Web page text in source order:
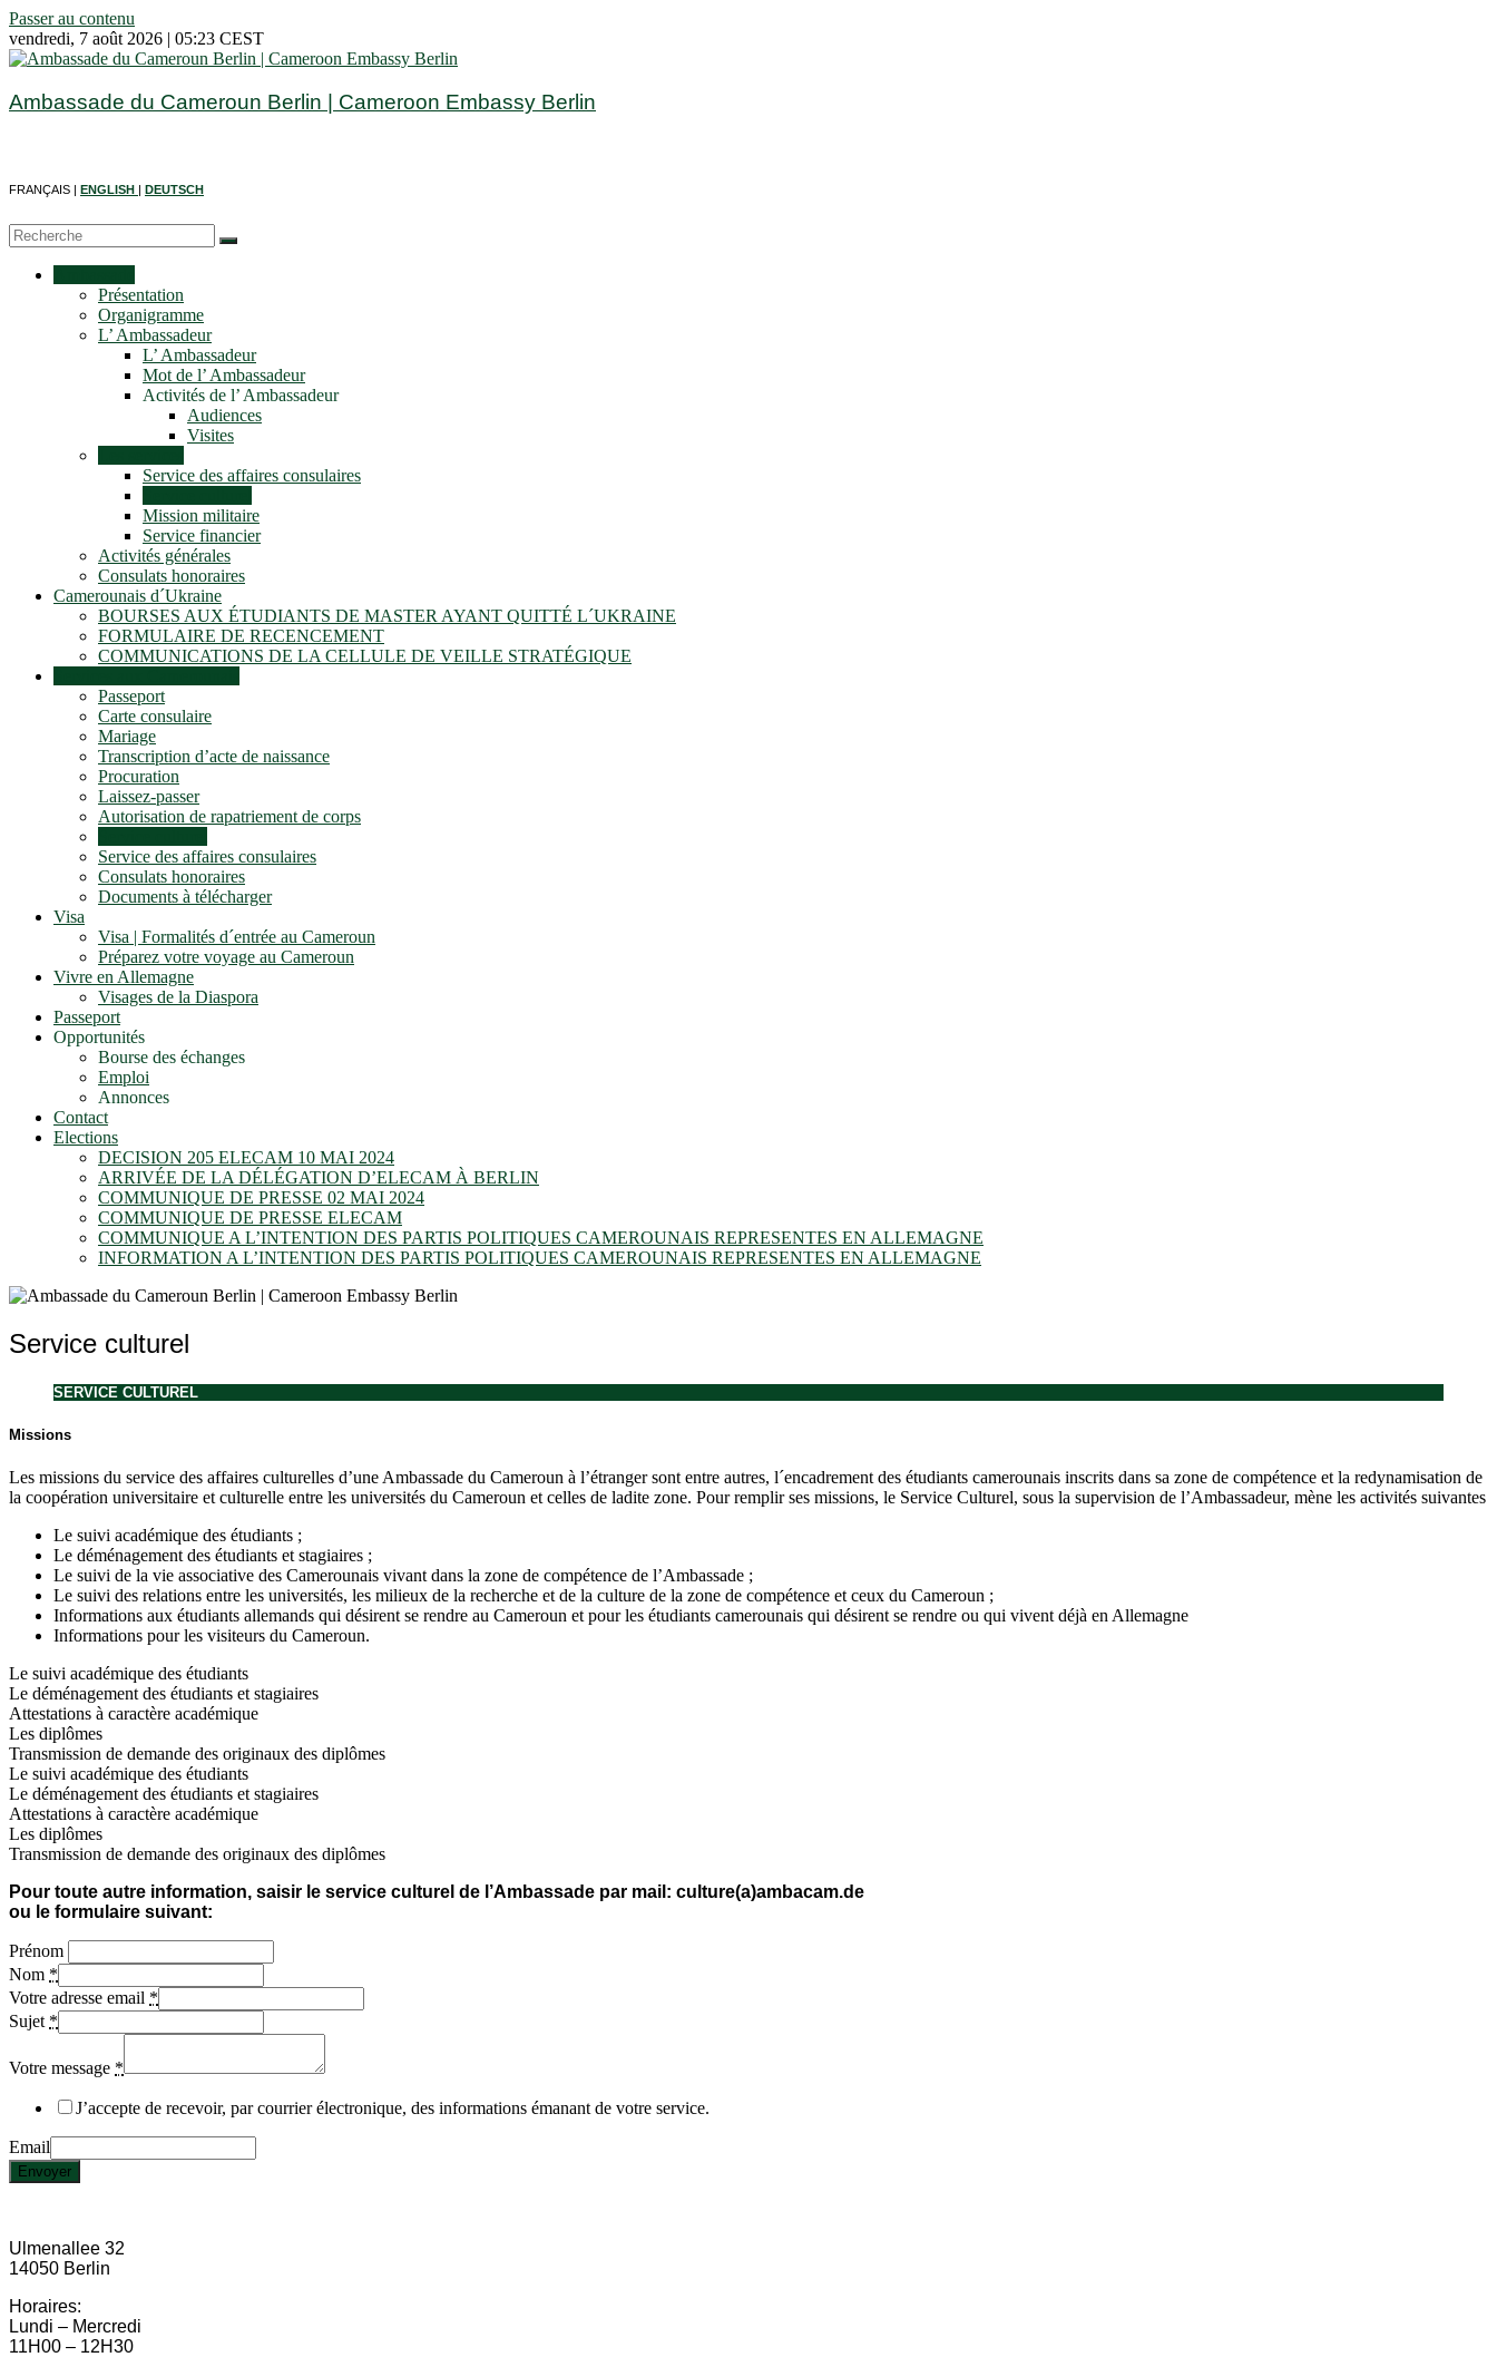
Passer au contenu
vendredi, 7 août 2026 | 05:23 CEST
Ambassade du Cameroun Berlin | Cameroon Embassy Berlin
FRANÇAIS | ENGLISH DEUTSCH
Présentation
Organigramme
L’ Ambassadeur
L’ Ambassadeur
Mot de l’ Ambassadeur
Activités de l’ Ambassadeur
Audiences
Visites
Service des affaires consulaires
Mission militaire
Service financier
Activités générales
Consulats honoraires
Camerounais d´Ukraine
BOURSES AUX ÉTUDIANTS DE MASTER AYANT QUITTÉ L´UKRAINE
FORMULAIRE DE RECENCEMENT
COMMUNICATIONS DE LA CELLULE DE VEILLE STRATÉGIQUE
Passeport
Carte consulaire
Mariage
Transcription d’acte de naissance
Procuration
Laissez-passer
Autorisation de rapatriement de corps
Service des affaires consulaires
Consulats honoraires
Documents à télécharger
Visa
Visa | Formalités d´entrée au Cameroun
Préparez votre voyage au Cameroun
Vivre en Allemagne
Visages de la Diaspora
Passeport
Opportunités
Bourse des échanges
Emploi
Annonces
Contact
Elections
DECISION 205 ELECAM 10 MAI 2024
ARRIVÉE DE LA DÉLÉGATION D’ELECAM À BERLIN
COMMUNIQUE DE PRESSE 02 MAI 2024
COMMUNIQUE DE PRESSE ELECAM
COMMUNIQUE A L’INTENTION DES PARTIS POLITIQUES CAMEROUNAIS REPRESENTES EN ALLEMAGNE
INFORMATION A L’INTENTION DES PARTIS POLITIQUES CAMEROUNAIS REPRESENTES EN ALLEMAGNE
Service culturel
SERVICE CULTUREL
Missions
Les missions du service des affaires culturelles d’une Ambassade du Cameroun à l’étranger sont entre autres, l´encadrement des étudiants camerounais inscrits dans sa zone de compétence et la redynamisation de
la coopération universitaire et culturelle entre les universités du Cameroun et celles de ladite zone. Pour remplir ses missions, le Service Culturel, sous la supervision de l’Ambassadeur, mène les activités suivantes
Le suivi académique des étudiants ;
Le déménagement des étudiants et stagiaires ;
Le suivi de la vie associative des Camerounais vivant dans la zone de compétence de l’Ambassade ;
Le suivi des relations entre les universités, les milieux de la recherche et de la culture de la zone de compétence et ceux du Cameroun ;
Informations aux étudiants allemands qui désirent se rendre au Cameroun et pour les étudiants camerounais qui désirent se rendre ou qui vivent déjà en Allemagne
Informations pour les visiteurs du Cameroun.
Le suivi académique des étudiants
Le déménagement des étudiants et stagiaires
Attestations à caractère académique
Les diplômes
Transmission de demande des originaux des diplômes
Le suivi académique des étudiants
Le déménagement des étudiants et stagiaires
Attestations à caractère académique
Les diplômes
Transmission de demande des originaux des diplômes
Pour toute autre information, saisir le service culturel de l’Ambassade par mail: culture(a)ambacam.de
ou le formulaire suivant:
Prénom
Nom *
Votre adresse email *
Sujet *
Votre message *
J’accepte de recevoir, par courrier électronique, des informations émanant de votre service.
Email
Envoyer
Ulmenallee 32
14050 Berlin
Horaires:
Lundi – Mercredi
11H00 – 12H30